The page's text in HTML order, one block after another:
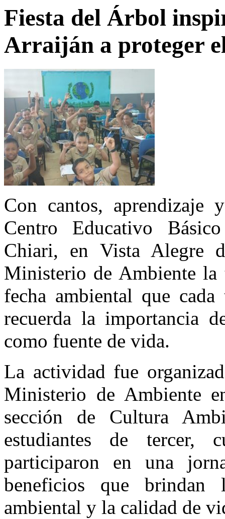
Fiesta del Árbol
Arraiján a proteger
Con cantos, aprendizaje
Centro Educativo
Chiari, en Vista Alegre
Ministerio de Ambiente
fecha ambiental que
recuerda la importancia
como fuente de vida.
La actividad fue
Ministerio de Ambiente
sección de Cultura
estudiantes de tercer,
participaron en una
beneficios que
ambiental y la calidad de